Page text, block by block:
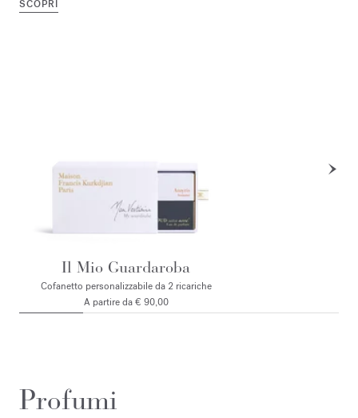
SCOPRI
Il Mio Guardaroba
Cofanetto personalizzabile da 2 ricariche
A partire da € 90,00
Profumi